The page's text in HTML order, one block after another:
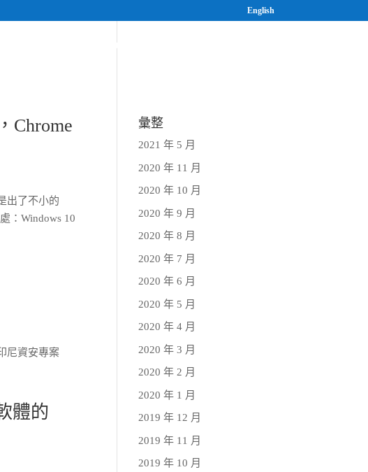
English
研究與人才培育
Chrome
出了不小的
：Windows 10
尼資安專案
體的
彙整
2021 年 5 月
2020 年 11 月
2020 年 10 月
2020 年 9 月
2020 年 8 月
2020 年 7 月
2020 年 6 月
2020 年 5 月
2020 年 4 月
2020 年 3 月
2020 年 2 月
2020 年 1 月
2019 年 12 月
2019 年 11 月
2019 年 10 月